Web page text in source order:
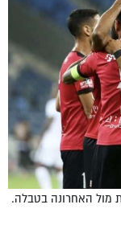
מול האחרונה בטבלה.